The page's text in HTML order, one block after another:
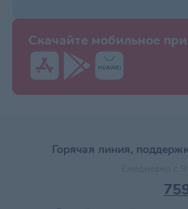
Скачайте мобильное
Горячая линия,